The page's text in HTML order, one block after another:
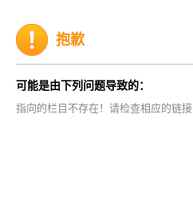
抱歉
可能是由下列问题导致的：
指向的栏目不存在！请检查相应的链接